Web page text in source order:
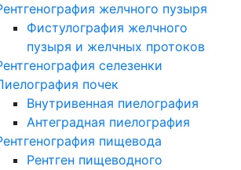
желчного пузыря
Фистулография желчного
пузыря и желчных протоков
селезенки
почек
Внутривенная пиелография
Антеградная пиелография
пищевода
Рентген пищеводного